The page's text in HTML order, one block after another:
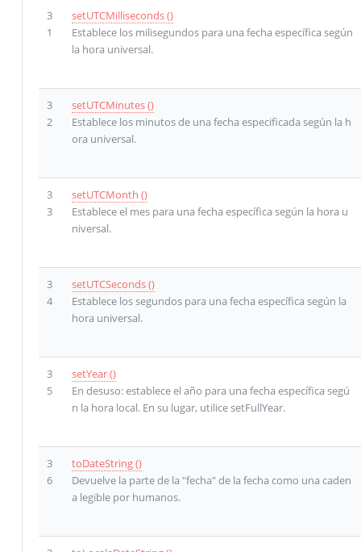
3
1
setUTCMilliseconds ()
Establece los milisegundos para una fecha específica según
la hora universal.
3
2
setUTCMinutes ()
Establece los minutos de una fecha especificada según la h
ora universal.
3
3
setUTCMonth ()
Establece el mes para una fecha específica según la hora u
niversal.
3
4
setUTCSeconds ()
Establece los segundos para una fecha específica según la
hora universal.
3
5
setYear ()
En desuso: establece el año para una fecha específica segú
n la hora local. En su lugar, utilice setFullYear.
3
6
toDateString ()
Devuelve la parte de la "fecha" de la fecha como una caden
a legible por humanos.